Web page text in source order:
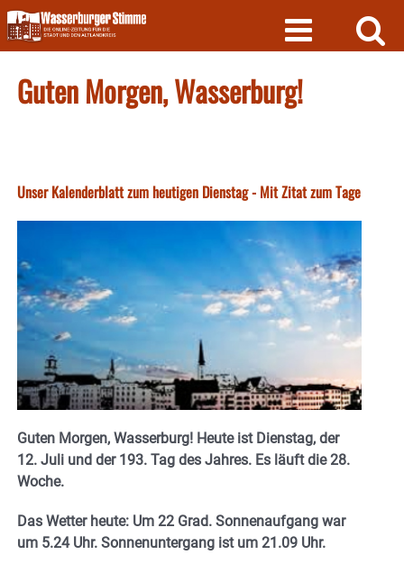
Skip
to
content
Guten Morgen, Wasserburg!
Unser Kalenderblatt zum heutigen Dienstag - Mit Zitat zum Tage
Guten Morgen, Wasserburg! Heute ist Dienstag, der
12. Juli und der 193. Tag des Jahres. Es läuft die 28.
Woche.
Das Wetter heute: Um 22 Grad. Sonnenaufgang war
um 5.24 Uhr. Sonnenuntergang ist um 21.09 Uhr.